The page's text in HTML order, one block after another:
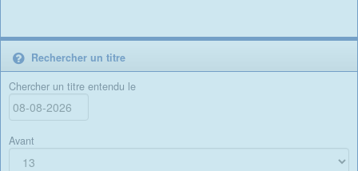
Rechercher un titre
Chercher un titre entendu le
Avant